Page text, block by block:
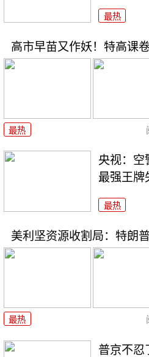
最热
高市早苗又作妖！特高课
最热
央视：空
最强王牌
最热
美利坚资源收割局：特朗
最热
普京不忍